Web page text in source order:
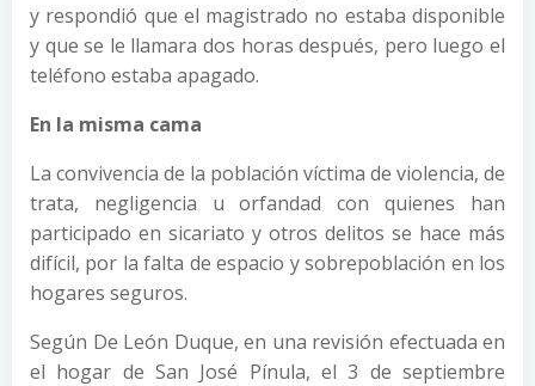
y respondió que el magistrado no estaba disponible
y que se le llamara dos horas después, pero luego el
teléfono estaba apagado.
En la misma cama
La convivencia de la población víctima de violencia, de
trata, negligencia u orfandad con quienes han
participado en sicariato y otros delitos se hace más
difícil, por la falta de espacio y sobrepoblación en los
hogares seguros.
Según De León Duque, en una revisión efectuada en
el hogar de San José Pínula, el 3 de septiembre